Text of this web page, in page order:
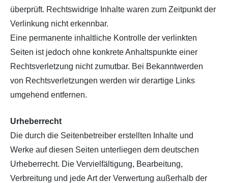
überprüft. Rechtswidrige Inhalte waren zum Zeitpunkt der
Verlinkung nicht erkennbar.
Eine permanente inhaltliche Kontrolle der verlinkten
Seiten ist jedoch ohne konkrete Anhaltspunkte einer
Rechtsverletzung nicht zumutbar. Bei Bekanntwerden
von Rechtsverletzungen werden wir derartige Links
umgehend entfernen.
Urheberrecht
Die durch die Seitenbetreiber erstellten Inhalte und
Werke auf diesen Seiten unterliegen dem deutschen
Urheberrecht. Die Vervielfältigung, Bearbeitung,
Verbreitung und jede Art der Verwertung außerhalb der